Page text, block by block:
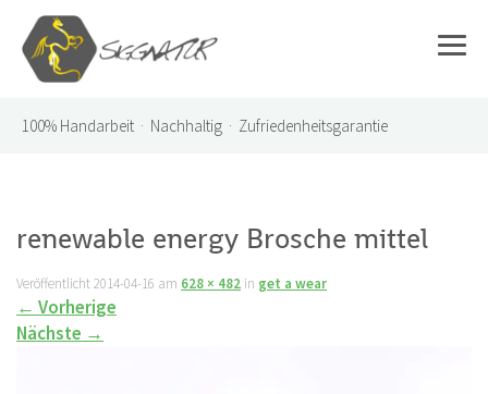
100% Handarbeit · Nachhaltig · Zufriedenheitsgarantie
renewable energy Brosche mittel
Veröffentlicht2014-04-16 am 628 × 482 in get a wear
← Vorherige
Nächste →